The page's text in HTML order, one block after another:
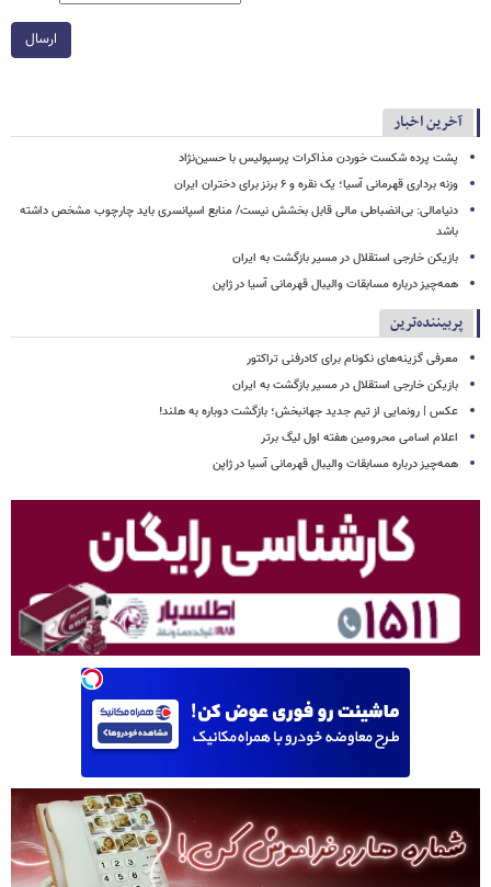
ارسال
آخرین اخبار
پشت پرده شکست خوردن مذاکرات پرسپولیس با حسین‌نژاد
وزنه برداری قهرمانی آسیا؛ یک نقره و ۶ برنز برای دختران ایران
دنیامالی: بی‌انضباطی مالی قابل بخشش نیست/ منابع اسپانسری باید چارچوب مشخص داشته
باشد
بازیکن خارجی استقلال در مسیر بازگشت به ایران
همه‌چیز درباره مسابقات والیبال قهرمانی آسیا در ژاپن
پربیننده‌ترین
معرفی گزینه‌های نکونام برای کادرفنی تراکتور
بازیکن خارجی استقلال در مسیر بازگشت به ایران
عکس | رونمایی از تیم جدید جهانبخش؛ بازگشت دوباره به هلند!
اعلام اسامی محرومین هفته اول لیگ برتر
همه‌چیز درباره مسابقات والیبال قهرمانی آسیا در ژاپن